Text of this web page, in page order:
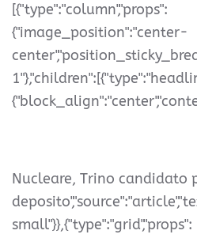
[{"type":"column","props":
{"image_position":"center-
Nucleare, Trino candidato
small"}},{"type":"grid","props":